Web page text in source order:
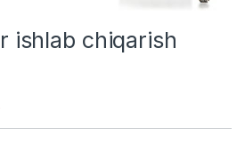
ishlab chiqarish